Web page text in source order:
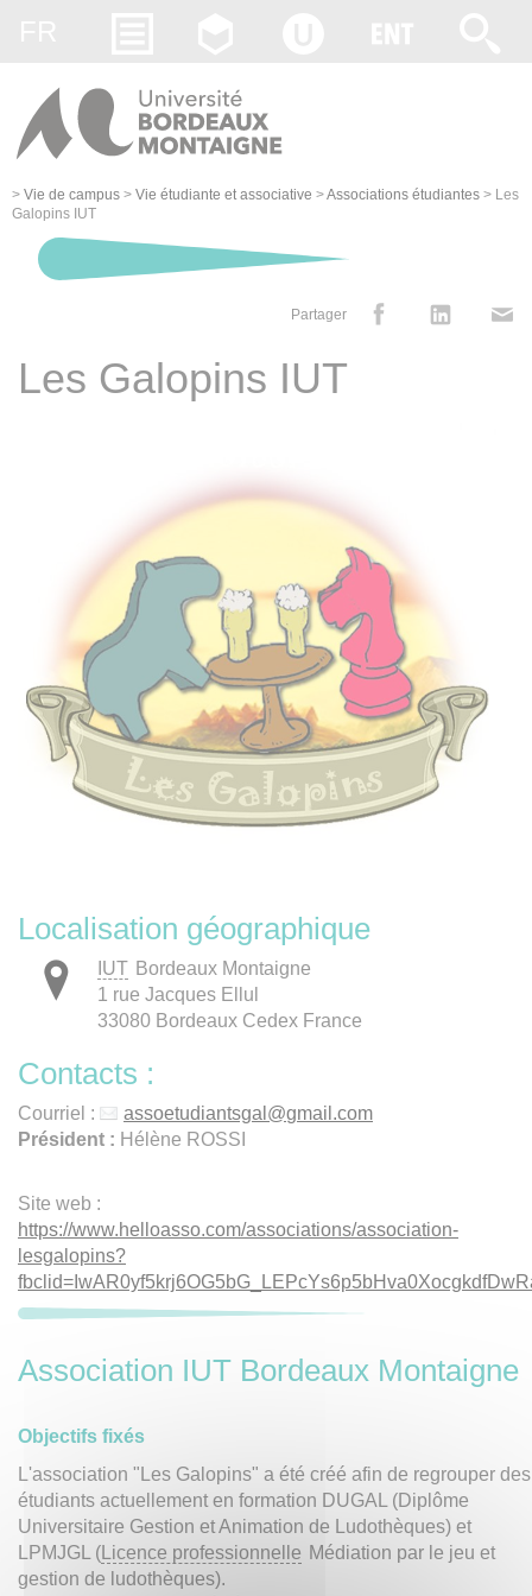
> Vie de campus > Vie étudiante et associative >Associations étudiantes > Les
Galopins IUT
Partager
Les Galopins IUT
Localisation géographique
IUT Bordeaux Montaigne
1 rue Jacques Ellul
33080 Bordeaux Cedex France
Contacts :
Courriel : assoetudiantsgal @gmail.com
Président : Hélène ROSSI
Site web :
https://www.helloasso.com/associations/association-
lesgalopins?
Association IUT Bordeaux Montaigne
Objectifs fixés
L'association "Les Galopins" a été créé afin de regrouper des
étudiants actuellement en formation DUGAL (Diplôme
Universitaire Gestion et Animation de Ludothèques) et
LPMJGL ( Licence professionnelle Médiation par le jeu et
gestion de ludothèques).